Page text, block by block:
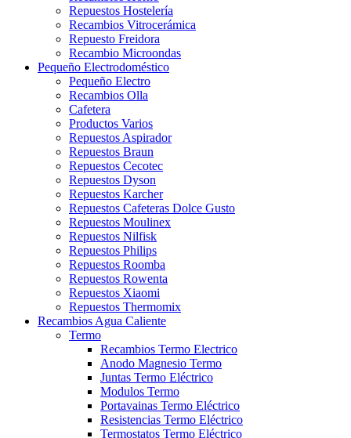
Repuestos Hostelería
Recambios Vitrocerámica
Repuesto Freidora
Recambio Microondas
Pequeño Electrodoméstico
Pequeño Electro
Recambios Olla
Cafetera
Productos Varios
Repuestos Aspirador
Repuestos Braun
Repuestos Cecotec
Repuestos Dyson
Repuestos Karcher
Repuestos Cafeteras Dolce Gusto
Repuestos Moulinex
Repuestos Nilfisk
Repuestos Philips
Repuestos Roomba
Repuestos Rowenta
Repuestos Xiaomi
Repuestos Thermomix
Recambios Agua Caliente
Termo
Recambios Termo Electrico
Anodo Magnesio Termo
Juntas Termo Eléctrico
Modulos Termo
Portavainas Termo Eléctrico
Resistencias Termo Eléctrico
Termostatos Termo Eléctrico